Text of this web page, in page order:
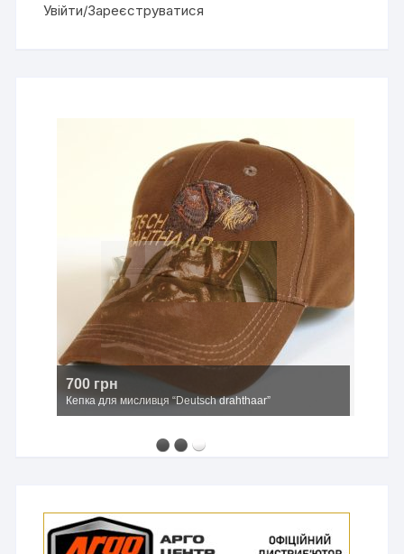
Увійти/Зареєструватися
700 грн
Кепка для мисливця “Deutsch drahthaar”